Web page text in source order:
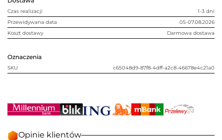
Czas realizacji
1-3 dni
Przewidywana data
05-07.08.2026
Koszt dostawy
Darmowa dostawa
Oznaczenia
SKU c65048d9-87f8-4dff-a2c8-46678e4c21a0
Opinie klientów